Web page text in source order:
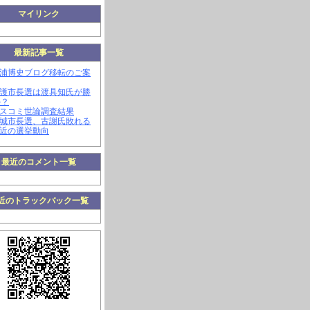
マイリンク
最新記事一覧
博史ブログ移転のご案
市長選は渡具知氏が勝
コミ世論調査結果
市長選、古謝氏敗れる
の選挙動向
最近のコメント一覧
のトラックバック一覧